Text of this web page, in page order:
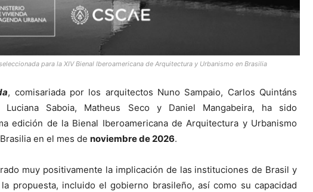
para la XIV Bienal Iberoamericana de Arquitectura y Urbanismo en Brasilia
, comisariada por los arquitectos Nuno Sampaio, Carlos Quintáns
Luciana Saboia, Matheus Seco y Daniel Mangabeira, ha sido
edición de la Bienal Iberoamericana de Arquitectura y Urbanismo
en el mes de noviembre de 2026.
muy positivamente la implicación de las instituciones de Brasil y
propuesta, incluido el gobierno brasileño, así como su capacidad